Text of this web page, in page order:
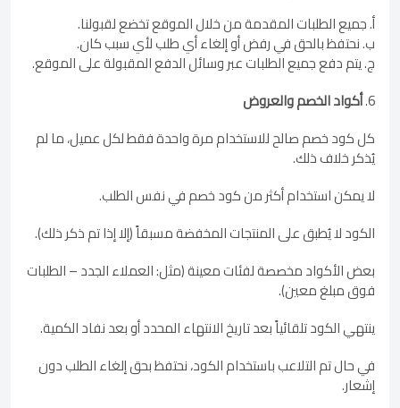
أ. جميع الطلبات المقدمة من خلال الموقع تخضع لقبولنا.
ب. نحتفظ بالحق في رفض أو إلغاء أي طلب لأي سبب كان.
ج. يتم دفع جميع الطلبات عبر وسائل الدفع المقبولة على الموقع.
6. أكواد الخصم والعروض
كل كود خصم صالح للاستخدام مرة واحدة فقط لكل عميل، ما لم
يُذكر خلاف ذلك.
لا يمكن استخدام أكثر من كود خصم في نفس الطلب.
الكود لا يُطبق على المنتجات المخفضة مسبقاً (إلا إذا تم ذكر ذلك).
بعض الأكواد مخصصة لفئات معينة (مثل: العملاء الجدد – الطلبات
فوق مبلغ معين).
ينتهي الكود تلقائياً بعد تاريخ الانتهاء المحدد أو بعد نفاد الكمية.
في حال تم التلاعب باستخدام الكود، نحتفظ بحق إلغاء الطلب دون
إشعار.